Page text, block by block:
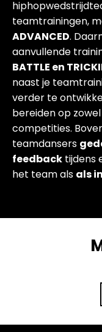
teamtrainingen,
ADVANCED.
aanvullende
BATTLE en
naast je
verder te
bereiden op
competities.
teamdansers
feedback tijdens
het team als als